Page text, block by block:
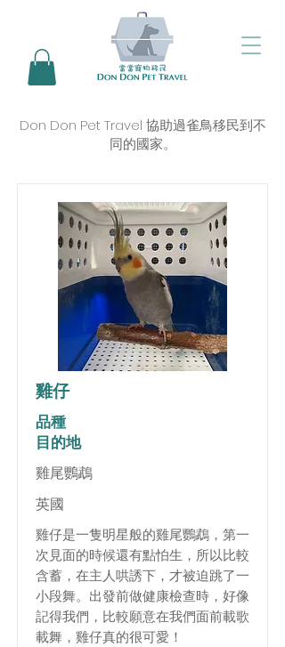
Don Don Pet Travel 協助過雀鳥移民到不
同的國家。
雞仔
品種
目的地
雞尾鸚鵡
英國
雞仔是一隻明星般的雞尾鸚鵡，第一
次見面的時候還有點怕生，所以比較
含蓄，在主人哄誘下，才被迫跳了一
小段舞。出發前做健康檢查時，好像
記得我們，比較願意在我們面前載歌
載舞，雞仔真的很可愛！